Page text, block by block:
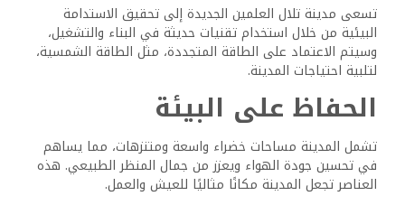
تسعى مدينة تلال العلمين الجديدة إلى تحقيق الاستدامة
البيئية من خلال استخدام تقنيات حديثة في البناء والتشغيل،
وسيتم الاعتماد على الطاقة المتجددة، مثل الطاقة الشمسية،
لتلبية احتياجات المدينة.
الحفاظ على البيئة
تشمل المدينة مساحات خضراء واسعة ومتنزهات، مما يساهم
في تحسين جودة الهواء ويعزز من جمال المنظر الطبيعي. هذه
العناصر تجعل المدينة مكانًا مثاليًا للعيش والعمل.